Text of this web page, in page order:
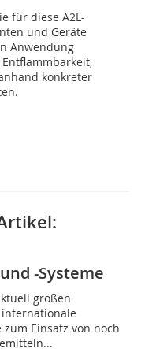
für diese A2L-
und Geräte
Anwendung
konkreter
-Systeme
großen
Einsatz von noch